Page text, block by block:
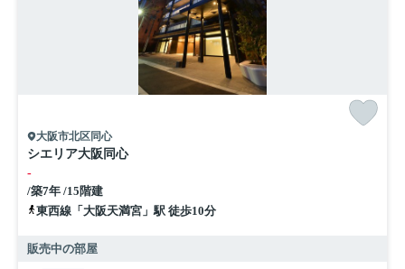
大阪市北区同心
シエリア大阪同心
-
/築7年 /15階建
東西線「大阪天満宮」駅 徒歩10分
販売中の部屋